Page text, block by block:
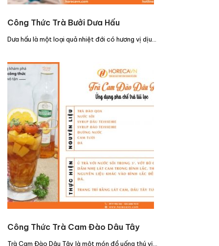
Công Thức Trà Bưởi Dưa Hấu
Dưa hấu là một loại quả nhiệt đới có hương vị dịu…
Công Thức Trà Cam Đào Dâu Tây
Trà Cam Đào Dâu Tây là một món đồ uống thú vị…